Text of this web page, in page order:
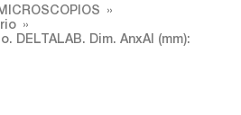
DELTALAB. Dim. AnxAl (mm):